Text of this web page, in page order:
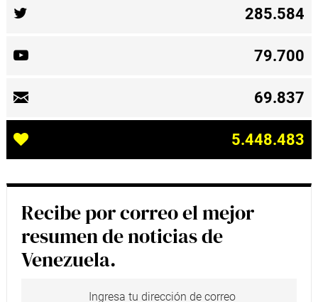
285.584
79.700
69.837
5.448.483
Recibe por correo el mejor
resumen de noticias de
Venezuela.